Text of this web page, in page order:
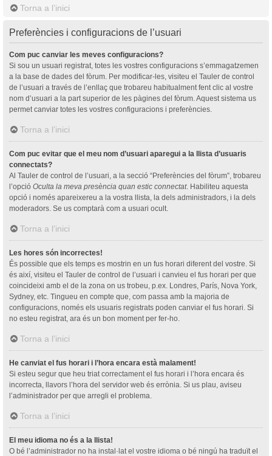
Torna a l’inici
Preferències i configuracions de l’usuari
Com puc canviar les meves configuracions?
Si sou un usuari registrat, totes les vostres configuracions s’emmagatzemen
a la base de dades del fòrum. Per modificar-les, visiteu el Tauler de control
de l’usuari a través de l’enllaç que trobareu habitualment fent clic al vostre
nom d’usuari a la part superior de les pàgines del fòrum. Aquest sistema us
permet canviar totes les vostres configuracions i preferències.
Torna a l’inici
Com puc evitar que el meu nom d’usuari aparegui a la llista d’usuaris
connectats?
Al Tauler de control de l’usuari, a la secció “Preferències del fòrum”, trobareu
l’opció Oculta la meva presència quan estic connectat. Habiliteu aquesta
opció i només apareixereu a la vostra llista, la dels administradors, i la dels
moderadors. Se us comptarà com a usuari ocult.
Torna a l’inici
Les hores són incorrectes!
És possible que els temps es mostrin en un fus horari diferent del vostre. Si
és així, visiteu el Tauler de control de l’usuari i canvieu el fus horari per que
coincideixi amb el de la zona on us trobeu, p.ex. Londres, París, Nova York,
Sydney, etc. Tingueu en compte que, com passa amb la majoria de
configuracions, només els usuaris registrats poden canviar el fus horari. Si
no esteu registrat, ara és un bon moment per fer-ho.
Torna a l’inici
He canviat el fus horari i l’hora encara està malament!
Si esteu segur que heu triat correctament el fus horari i l’hora encara és
incorrecta, llavors l’hora del servidor web és errònia. Si us plau, aviseu
l’administrador per que arregli el problema.
Torna a l’inici
El meu idioma no és a la llista!
O bé l’administrador no ha instal·lat el vostre idioma o bé ningú ha traduït el